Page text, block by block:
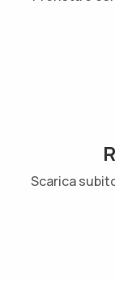
Scarica